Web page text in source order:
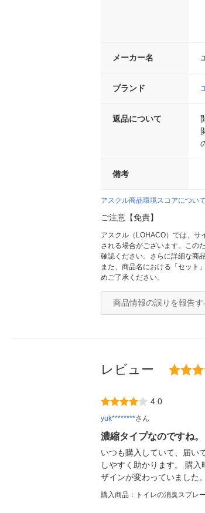
メーカー名
ブランド
返品について
備考
アスクル商品環境スコアについて
ご注意【免責】
アスクル（LOHACO）では、サ
される場合がございます。この
確認ください。さらに詳細な商
また、商品名における「セット
めご了承ください。
商品情報の誤りを報告す
レビュー
4.0
yuk********さん
濃縮タイプなのですね。
いつも購入していて、届い
しやすく助かります。 購
ザインが変わっていました
購入商品：トイレの消臭スプレ